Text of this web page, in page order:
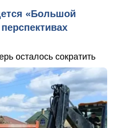
«Большой
осталось сократить